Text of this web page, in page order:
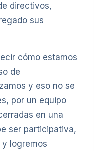
directivos,
sus
cómo estamos
de
y eso no se
por un equipo
en una
ser participativa,
logremos